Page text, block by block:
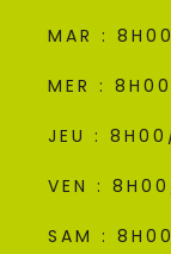
MAR :
MER :
JEU :
VEN :
SAM :